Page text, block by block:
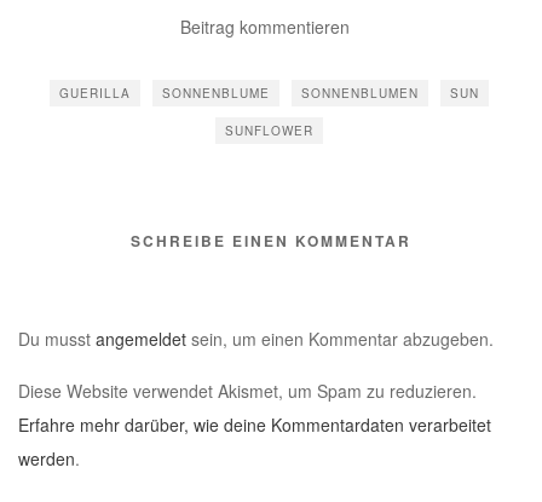
Beitrag kommentieren
GUERILLA SONNENBLUME SONNENBLUMEN SUN
SUNFLOWER
SCHREIBE EINEN KOMMENTAR
Du musst angemeldet sein, um einen Kommentar abzugeben.
Diese Website verwendet Akismet, um Spam zu reduzieren.
Erfahre mehr darüber, wie deine Kommentardaten verarbeitet
werden.